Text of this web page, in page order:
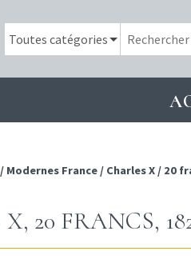
/ Modernes France / Charles X / 20
20 FRANCS,